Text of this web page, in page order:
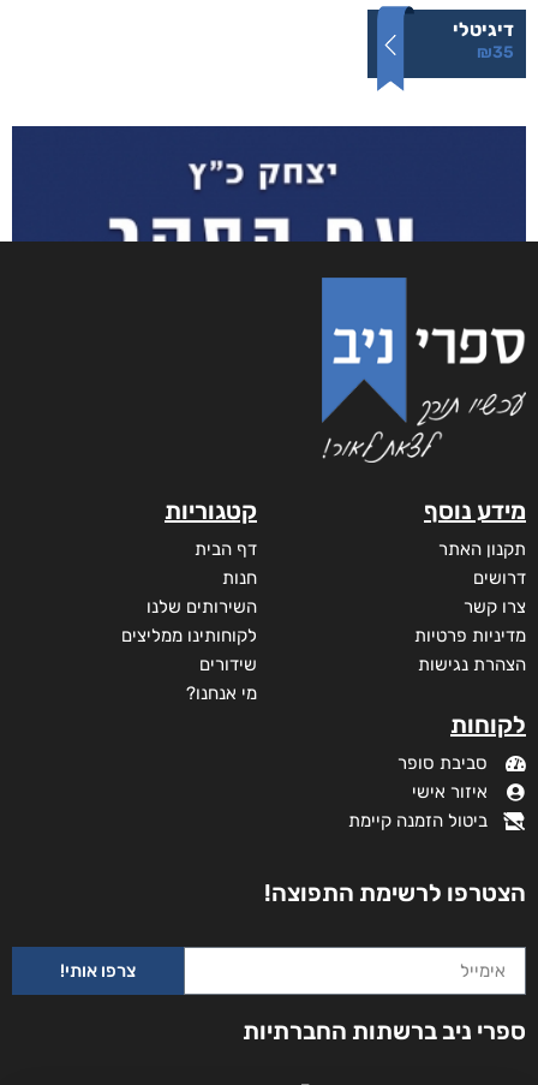
דיגיטלי
₪35
עם הסקר
₪35
–
₪73
מידע נוסף
תקנון האתר
דרושים
צרו קשר
מדיניות פרטיות
הצהרת נגישות
לקוחות
סביבת סופר
איזור אישי
ביטול הזמנה קיימת
קטגוריות
דף הבית
חנות
השירותים שלנו
לקוחותינו ממליצים
שידורים
מי אנחנו?
הצטרפו לרשימת התפוצה!
צרפו אותי!
ספרי ניב ברשתות החברתיות